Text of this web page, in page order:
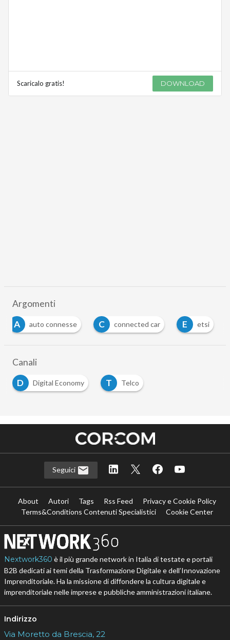
Scaricalo gratis! DOWNLOAD
Argomenti
A
auto connesse C connected car E etsi
Canali
D
Digital Economy T Telco
Seguici
About Autori Tags Rss Feed
Privacy e Cookie Policy
Terms&Conditions Contenuti Specialistici
Cookie Center
Nextwork360 è il più grande network in Italia di testate e portali
B2B dedicati ai temi della Trasformazione Digitale e dell’Innovazione
Imprenditoriale. Ha la missione di diffondere la cultura digitale e
imprenditoriale nelle imprese e pubbliche amministrazioni italiane.
Indirizzo
Via Moretto da Brescia, 22